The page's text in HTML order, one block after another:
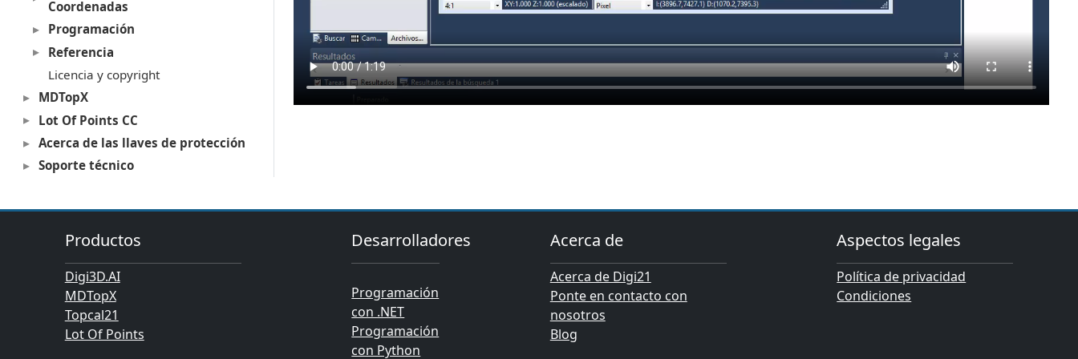
Coordenadas
Programación
Referencia
Licencia y copyright
MDTopX
Lot Of Points CC
Acerca de las llaves de protección
Soporte técnico
Productos
Digi3D.AI
MDTopX
Topcal21
Lot Of Points
Desarrolladores
Programación
con .NET
Programación
con Python
Acerca de
Acerca de Digi21
Ponte en contacto con
nosotros
Blog
Aspectos legales
Política de privacidad
Condiciones